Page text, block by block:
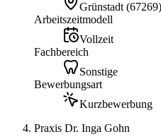
Grünstadt (67269)
Arbeitszeitmodell
Vollzeit
Fachbereich
Sonstige
Bewerbungsart
Kurzbewerbung
Praxis Dr. Inga Gohn